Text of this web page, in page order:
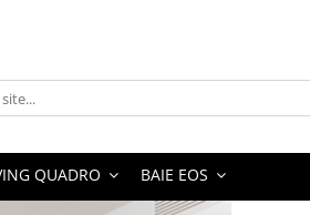
QUADRO BAIE EOS